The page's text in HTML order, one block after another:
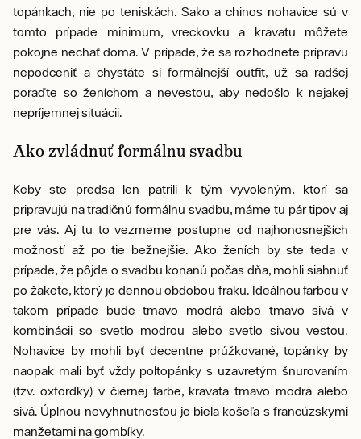
topánkach, nie po teniskách. Sako a chinos nohavice sú v
tomto prípade minimum, vreckovku a kravatu môžete
pokojne nechať doma. V prípade, že sa rozhodnete prípravu
nepodceniť a chystáte si formálnejší outfit, už sa radšej
poraďte so ženíchom a nevestou, aby nedošlo k nejakej
nepríjemnej situácii.
Ako zvládnuť formálnu svadbu
Keby ste predsa len patrili k tým vyvoleným, ktorí sa
pripravujú na tradičnú formálnu svadbu, máme tu pár tipov aj
pre vás. Aj tu to vezmeme postupne od najhonosnejších
možností až po tie bežnejšie. Ako ženích by ste teda v
prípade, že pôjde o svadbu konanú počas dňa, mohli siahnuť
po žakete, ktorý je dennou obdobou fraku. Ideálnou farbou v
takom prípade bude tmavo modrá alebo tmavo sivá v
kombinácii so svetlo modrou alebo svetlo sivou vestou.
Nohavice by mohli byť decentne prúžkované, topánky by
naopak mali byť vždy poltopánky s uzavretým šnurovaním
(tzv. oxfordky) v čiernej farbe, kravata tmavo modrá alebo
sivá. Úplnou nevyhnutnosťou je biela košeľa s francúzskymi
manžetami na gombíky.